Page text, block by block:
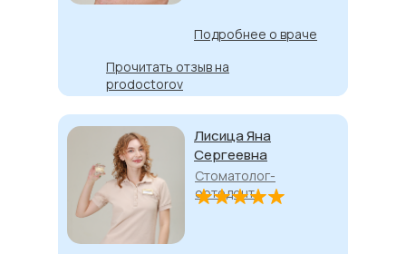
Лисица Яна
Сергеевна
Стоматолог-
ортодонт
Прочитать отзыв на
prodoctorov
Прочитать отзыв на
prodoctorov
Подробнее о враче